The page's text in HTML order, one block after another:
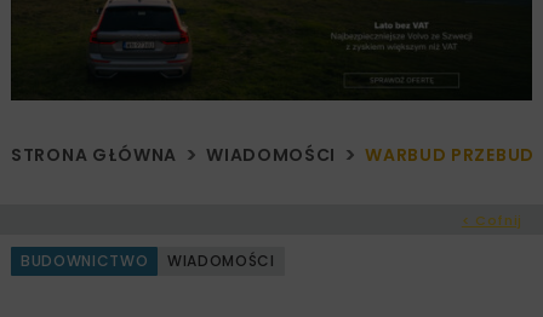
STRONA GŁÓWNA WIADOMOŚCI WARBUD
< Cofnij
BUDOWNICTWO WIADOMOŚCI